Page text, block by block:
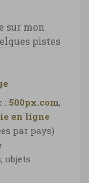
sur mon
pistes
: 500px.com,
en ligne
par pays)
objets